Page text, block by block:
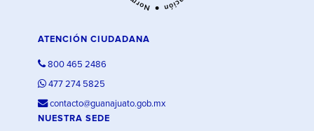
ATENCIÓN CIUDADANA
800 465 2486
477 274 5825
contacto@guanajuato.gob.mx
NUESTRA SEDE